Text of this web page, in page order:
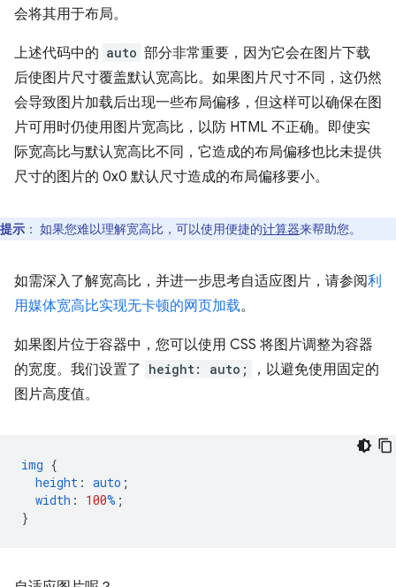
会将其用于布局。
上述代码中的 auto 部分非常重要，因为它会在图片下载
后使图片尺寸覆盖默认宽高比。如果图片尺寸不同，这仍然
会导致图片加载后出现一些布局偏移，但这样可以确保在图
片可用时仍使用图片宽高比，以防 HTML 不正确。即使实
际宽高比与默认宽高比不同，它造成的布局偏移也比未提供
尺寸的图片的 0x0 默认尺寸造成的布局偏移要小。
提示 ： 如果您难以理解宽高比，可以使用便捷的计算器来帮助您。
如需深入了解宽高比，并进一步思考自适应图片，请参阅利
用媒体宽高比实现无卡顿的网页加载。
如果图片位于容器中，您可以使用 CSS 将图片调整为容器
的宽度。我们设置了 height: auto;
，以避免使用固定的
图片高度值。
img {
height : auto ;
width : 100% ;
}